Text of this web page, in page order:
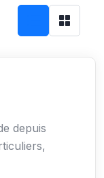
depuis